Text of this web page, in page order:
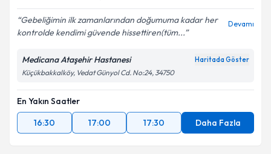
Gebeliğimin ilk zamanlarından doğumuma kadar her
kontrolde kendimi güvende hissettiren(tüm...
Devamı
Medicana Ataşehir Hastanesi Haritada Göster
Küçükbakkalköy, Vedat Günyol Cd. No:24, 34750
En Yakın Saatler
16:30
17:00 17:30 Daha Fazla